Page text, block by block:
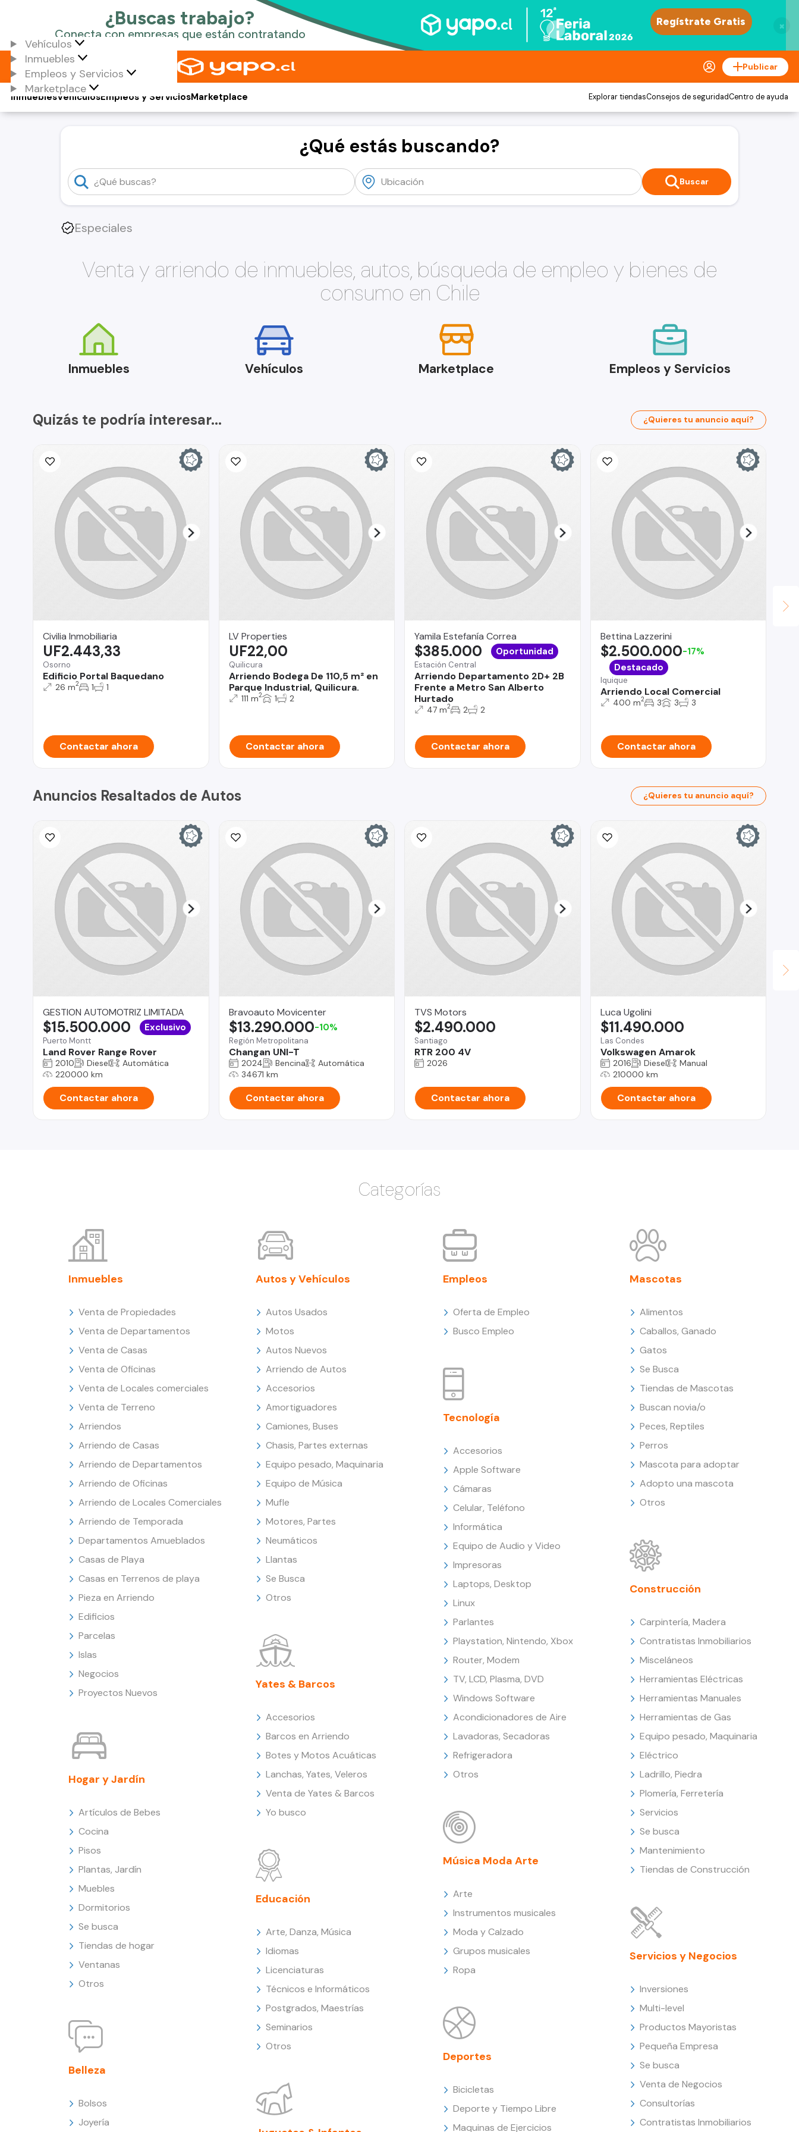
×
Vehículos
Inmuebles
Empleos y Servicios
Marketplace
Publicar
Vehículos
Inmuebles Empleos y ServiciosMarketplace Explorar tiendasConsejos de seguridadCentro de ayuda
¿Qué estás buscando?
Buscar
Especiales
Venta y arriendo de inmuebles, autos, búsqueda de empleo y bienes de
consumo en Chile
Inmuebles Vehículos Marketplace Empleos y Servicios
Quizás te podría interesar... ¿Quieres tu anuncio aquí?
Civilia Inmobiliaria
Osorno
Edificio Portal Baquedano
UF2.443,33
26 m2 1 1
Contactar ahora
LV Properties
Quilicura
Arriendo Bodega De 110,5 m² en
Parque Industrial, Quilicura.
UF22,00
111 m2 1 2
Contactar ahora
Yamila Estefanía Correa
Estación Central
Arriendo Departamento 2D+ 2B
Frente a Metro San Alberto
Hurtado
$385.000 Oportunidad
47 m2 2 2
Contactar ahora
Bettina Lazzerini
Iquique
Arriendo Local Comercial
$2.500.000-17%
Destacado
400 m2 3 3 3
Contactar ahora
Anuncios Resaltados de Autos ¿Quieres tu anuncio aquí?
GESTION AUTOMOTRIZ LIMITADA
Puerto Montt
Land Rover Range Rover
$15.500.000 Exclusivo
2010 Diesel
Automática
220000 km
Contactar ahora
Bravoauto Movicenter
Región Metropolitana
Changan UNI-T
$13.290.000-10%
2024 Bencina
Automática
34671 km
Contactar ahora
TVS Motors
Santiago
RTR 200 4V
$2.490.000
2026
Contactar ahora
Luca Ugolini
Las Condes
Volkswagen Amarok
$11.490.000
2016 Diesel
Manual
210000 km
Contactar ahora
Categorías
Inmuebles
Venta de Propiedades
Venta de Departamentos
Venta de Casas
Venta de Oficinas
Venta de Locales comerciales
Venta de Terreno
Arriendos
Arriendo de Casas
Arriendo de Departamentos
Arriendo de Oficinas
Arriendo de Locales Comerciales
Arriendo de Temporada
Departamentos Amueblados
Casas de Playa
Casas en Terrenos de playa
Pieza en Arriendo
Edificios
Parcelas
Islas
Negocios
Proyectos Nuevos
Hogar y Jardín
Artículos de Bebes
Cocina
Pisos
Plantas, Jardín
Muebles
Dormitorios
Se busca
Tiendas de hogar
Ventanas
Otros
Belleza
Bolsos
Joyería
Autos y Vehículos
Autos Usados
Motos
Autos Nuevos
Arriendo de Autos
Accesorios
Amortiguadores
Camiones, Buses
Chasis, Partes externas
Equipo pesado, Maquinaria
Equipo de Música
Mufle
Motores, Partes
Neumáticos
Llantas
Se Busca
Otros
Yates & Barcos
Accesorios
Barcos en Arriendo
Botes y Motos Acuáticas
Lanchas, Yates, Veleros
Venta de Yates & Barcos
Yo busco
Educación
Arte, Danza, Música
Idiomas
Licenciaturas
Técnicos e Informáticos
Postgrados, Maestrías
Seminarios
Otros
Empleos
Oferta de Empleo
Busco Empleo
Tecnología
Accesorios
Apple Software
Cámaras
Celular, Teléfono
Informática
Equipo de Audio y Video
Impresoras
Laptops, Desktop
Linux
Parlantes
Playstation, Nintendo, Xbox
Router, Modem
TV, LCD, Plasma, DVD
Windows Software
Acondicionadores de Aire
Lavadoras, Secadoras
Refrigeradora
Otros
Música Moda Arte
Arte
Instrumentos musicales
Moda y Calzado
Grupos musicales
Ropa
Deportes
Bicicletas
Deporte y Tiempo Libre
Maquinas de Ejercicios
Mascotas
Alimentos
Caballos, Ganado
Gatos
Se Busca
Tiendas de Mascotas
Buscan novia/o
Peces, Reptiles
Perros
Mascota para adoptar
Adopto una mascota
Otros
Construcción
Carpintería, Madera
Contratistas Inmobiliarios
Misceláneos
Herramientas Eléctricas
Herramientas Manuales
Herramientas de Gas
Equipo pesado, Maquinaria
Eléctrico
Ladrillo, Piedra
Plomería, Ferretería
Servicios
Se busca
Mantenimiento
Tiendas de Construcción
Servicios y Negocios
Inversiones
Multi-level
Productos Mayoristas
Pequeña Empresa
Se busca
Venta de Negocios
Consultorías
Contratistas Inmobiliarios